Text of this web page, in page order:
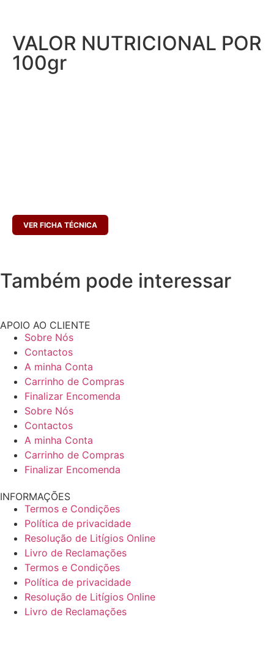
VALOR NUTRICIONAL POR
100gr
Energia 838kj/200Kcal; Lípidos 9,4g, Dos quais saturados 3,26g;
VER FICHA TÉCNICA
Também pode interessar
APOIO AO CLIENTE
Sobre Nós
Contactos
A minha Conta
Carrinho de Compras
Finalizar Encomenda
Sobre Nós
Contactos
A minha Conta
Carrinho de Compras
Finalizar Encomenda
INFORMAÇÕES
Termos e Condições
Política de privacidade
Resolução de Litígios Online
Livro de Reclamações
Termos e Condições
Política de privacidade
Resolução de Litígios Online
Livro de Reclamações